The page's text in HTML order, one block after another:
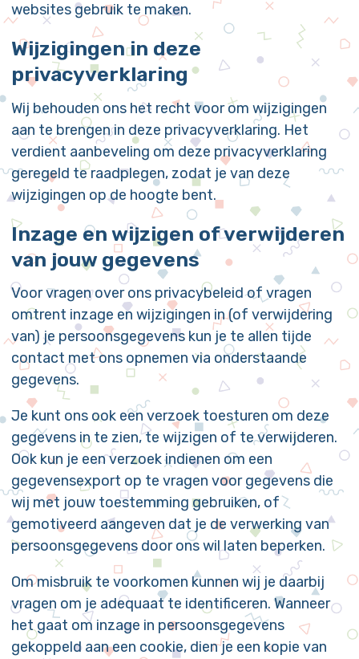
websites gebruik te maken.
Wijzigingen in deze
privacyverklaring
Wij behouden ons het recht voor om wijzigingen
aan te brengen in deze privacyverklaring. Het
verdient aanbeveling om deze privacyverklaring
geregeld te raadplegen, zodat je van deze
wijzigingen op de hoogte bent.
Inzage en wijzigen of verwijderen
van jouw gegevens
Voor vragen over ons privacybeleid of vragen
omtrent inzage en wijzigingen in (of verwijdering
van) je persoonsgegevens kun je te allen tijde
contact met ons opnemen via onderstaande
gegevens.
Je kunt ons ook een verzoek toesturen om deze
gegevens in te zien, te wijzigen of te verwijderen.
Ook kun je een verzoek indienen om een
gegevensexport op te vragen voor gegevens die
wij met jouw toestemming gebruiken, of
gemotiveerd aangeven dat je de verwerking van
persoonsgegevens door ons wil laten beperken.
Om misbruik te voorkomen kunnen wij je daarbij
vragen om je adequaat te identificeren. Wanneer
het gaat om inzage in persoonsgegevens
gekoppeld aan een cookie, dien je een kopie van